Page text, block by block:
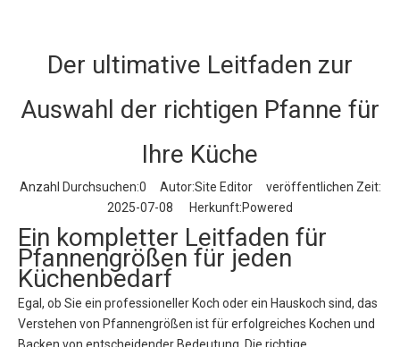
Der ultimative Leitfaden zur
Auswahl der richtigen Pfanne für
Ihre Küche
Anzahl Durchsuchen:0 Autor:Site Editor veröffentlichen Zeit:
2025-07-08 Herkunft:Powered
Ein kompletter Leitfaden für
Pfannengrößen für jeden
Küchenbedarf
Egal, ob Sie ein professioneller Koch oder ein Hauskoch sind, das
Verstehen von Pfannengrößen ist für erfolgreiches Kochen und
Backen von entscheidender Bedeutung. Die richtige